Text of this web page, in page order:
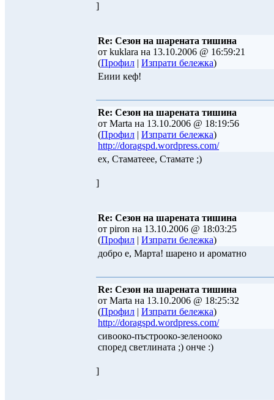
]
Re: Сезон на шарената тишина
от kuklara на 13.10.2006 @ 16:59:21
(Профил | Изпрати бележка)
Еиии кеф!
Re: Сезон на шарената тишина
от Marta на 13.10.2006 @ 18:19:56
(Профил | Изпрати бележка)
http://doragspd.wordpress.com/
ех, Стаматеее, Стамате ;)
]
Re: Сезон на шарената тишина
от piron на 13.10.2006 @ 18:03:25
(Профил | Изпрати бележка)
добро е, Марта! шарено и ароматно
Re: Сезон на шарената тишина
от Marta на 13.10.2006 @ 18:25:32
(Профил | Изпрати бележка)
http://doragspd.wordpress.com/
сивооко-пъстрооко-зеленооко
според светлината ;) онче :)
]